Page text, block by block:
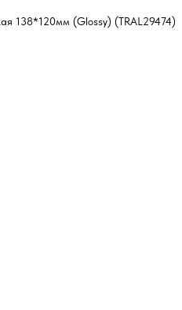
138*120мм (Glossy) (TRAL29474)